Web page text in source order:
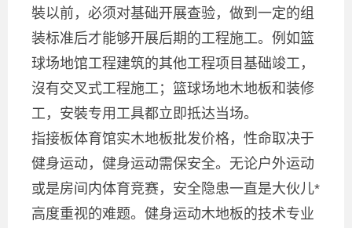
裝以前，必须对基础开展查验，做到一定的组
装标准后才能够开展后期的工程施工。例如篮
球场地馆工程建筑的其他工程项目基础竣工，
沒有交叉式工程施工；篮球场地木地板和装修
工，安裝专用工具都立即抵达当场。
指接板体育馆实木地板批发价格，性命取决于
健身运动，健身运动需保安全。无论户外运动
或是房间内体育竞赛，安全隐患一直是大伙儿*
高度重视的难题。健身运动木地板的技术专业